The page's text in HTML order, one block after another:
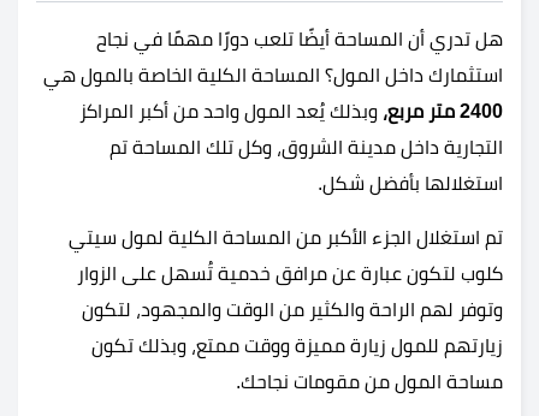
هل تدري أن المساحة أيضًا تلعب دورًا مهمًا في نجاح
استثمارك داخل المول؟ المساحة الكلية الخاصة بالمول هي
2400 متر مربع،
وبذلك يُعد المول واحد من أكبر المراكز
التجارية داخل مدينة الشروق، وكل تلك المساحة تم
استغلالها بأفضل شكل.
تم استغلال الجزء الأكبر من المساحة الكلية لمول سيتي
كلوب لتكون عبارة عن مرافق خدمية تُسهل على الزوار
وتوفر لهم الراحة والكثير من الوقت والمجهود، لتكون
زيارتهم للمول زيارة مميزة ووقت ممتع، وبذلك تكون
مساحة المول من مقومات نجاحك.